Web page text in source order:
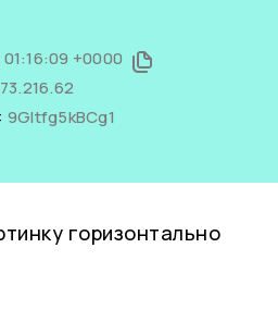
+0000
9GItfg5kBCg1
горизонтально